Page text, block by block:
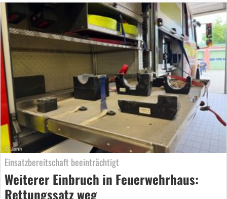
Einsatzbereitschaft beeinträchtigt
Weiterer Einbruch in Feuerwehrhaus:
Rettungssatz weg